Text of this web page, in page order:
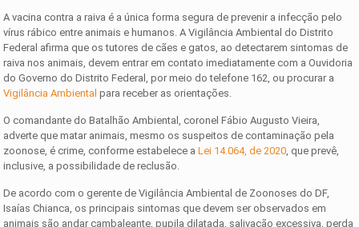
A vacina contra a raiva é a única forma segura de prevenir a infecção pelo
vírus rábico entre animais e humanos. A Vigilância Ambiental do Distrito
Federal afirma que os tutores de cães e gatos, ao detectarem sintomas de
raiva nos animais, devem entrar em contato imediatamente com a Ouvidoria
do Governo do Distrito Federal, por meio do telefone 162, ou procurar a
Vigilância Ambiental para receber as orientações.
O comandante do Batalhão Ambiental, coronel Fábio Augusto Vieira,
adverte que matar animais, mesmo os suspeitos de contaminação pela
zoonose, é crime, conforme estabelece aLei 14.064, de 2020 , que prevê,
inclusive, a possibilidade de reclusão.
De acordo com o gerente de Vigilância Ambiental de Zoonoses do DF,
Isaías Chianca, os principais sintomas que devem ser observados em
animais são andar cambaleante, pupila dilatada, salivação excessiva, perda